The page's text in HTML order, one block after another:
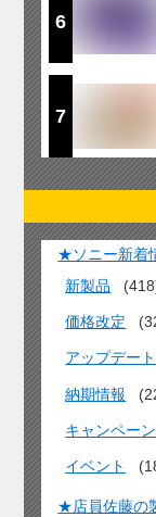
6
7
★ソニー新着
新製品
価格改定
アップデート
納期情報
キャンペーン
イベント
★店員佐藤の